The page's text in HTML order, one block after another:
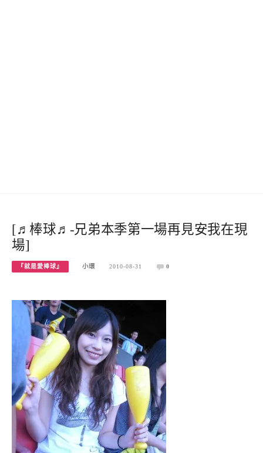
[♬棒球♬-兄弟本季第一場再見安我在現
場]
『就是愛棒球』 小環 2010-08-31 0